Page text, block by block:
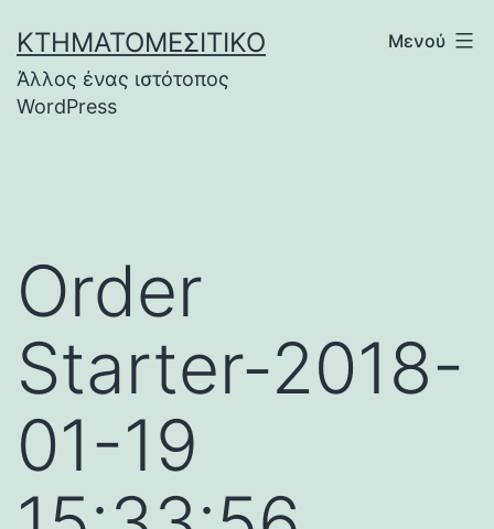
σε
περιεχόμενο
ΚΤΗΜΑΤΟΜΕΣΙΤΙΚΌ
Άλλος ένας ιστότοπος
WordPress
Μενού
Order
Starter-2018-
01-19